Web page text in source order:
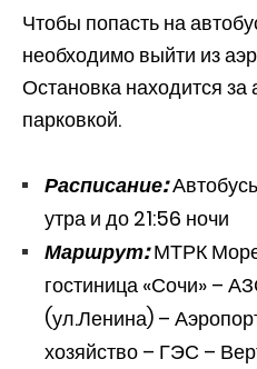
Чтобы попасть на
необходимо выйти из
Остановка находится
парковкой.
Расписание:
утра и до 21:56 ночи
Маршрут:МТРК
гостиница «Сочи» –
(ул.Ленина) –
хозяйство – ГЭС –